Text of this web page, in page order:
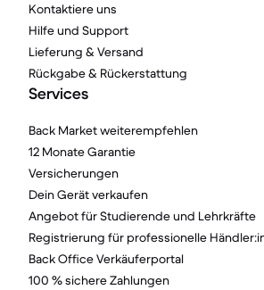
Kontaktiere uns
Hilfe und Support
Lieferung & Versand
Rückgabe & Rückerstattung
Services
Back Market weiterempfehlen
12 Monate Garantie
Versicherungen
Dein Gerät verkaufen
Angebot für Studierende und Lehrkräfte
Registrierung für professionelle
Back Office Verkäuferportal
100 % sichere Zahlungen